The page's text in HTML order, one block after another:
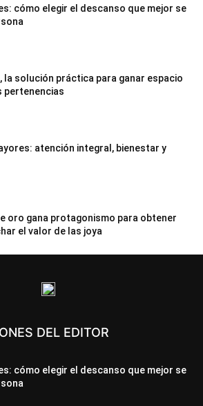
cómo elegir el descanso que mejor se
la solución práctica para ganar espacio
pertenencias
atención integral, bienestar y
oro gana protagonismo para obtener
el valor de las joya
DEL EDITOR
cómo elegir el descanso que mejor se